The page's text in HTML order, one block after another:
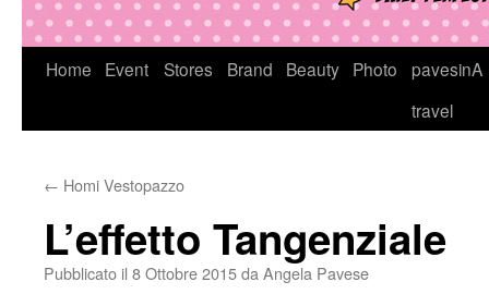
VaiHome Event Stores Brand Beauty Photo
pavesinA
travel
← Homi Vestopazzo
L’effetto Tangenziale
Pubblicato il 8 Ottobre 2015da Angela Pavese